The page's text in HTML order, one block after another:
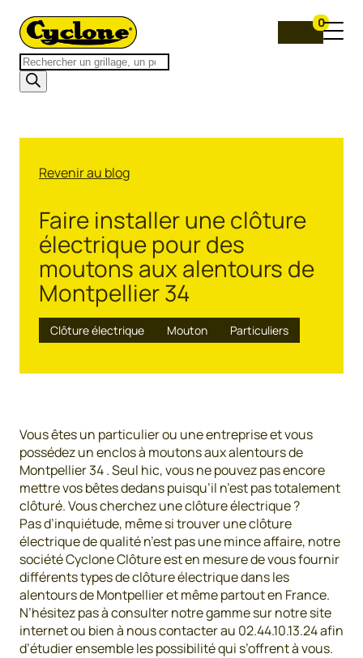
Recherche
de
produits
0
Revenir au blog
Faire installer une clôture
électrique pour des
moutons aux alentours de
Montpellier 34
Clôture électrique Mouton Particuliers
Vous êtes un particulier ou une entreprise et vous
possédez un enclos à moutons aux alentours de
Montpellier 34 . Seul hic, vous ne pouvez pas encore
mettre vos bêtes dedans puisqu’il n’est pas totalement
clôturé. Vous cherchez une clôture électrique ?
Pas d’inquiétude, même si trouver une clôture
électrique de qualité n’est pas une mince affaire, notre
société Cyclone Clôture est en mesure de vous fournir
différents types de clôture électrique dans les
alentours de Montpellier et même partout en France.
N’hésitez pas à consulter notre gamme sur notre site
internet ou bien à nous contacter au 02.44.10.13.24 afin
d’étudier ensemble les possibilité qui s’offrent à vous.